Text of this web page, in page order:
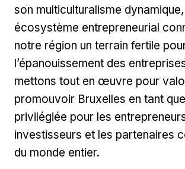
son multiculturalisme
écosystème entrepreneurial
notre région un terrain fertile
l’épanouissement des
mettons tout en œuvre pour
promouvoir Bruxelles en tant
privilégiée pour les
investisseurs et les partenaires
du monde entier.